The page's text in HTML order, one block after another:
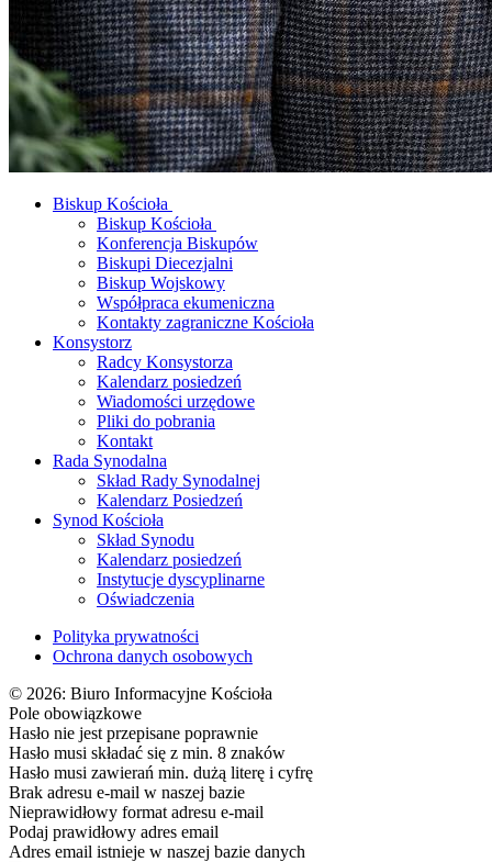
Biskup Kościoła
Biskup Kościoła
Konferencja Biskupów
Biskupi Diecezjalni
Biskup Wojskowy
Współpraca ekumeniczna
Kontakty zagraniczne Kościoła
Konsystorz
Radcy Konsystorza
Kalendarz posiedzeń
Wiadomości urzędowe
Pliki do pobrania
Kontakt
Rada Synodalna
Skład Rady Synodalnej
Kalendarz Posiedzeń
Synod Kościoła
Skład Synodu
Kalendarz posiedzeń
Instytucje dyscyplinarne
Oświadczenia
Polityka prywatności
Ochrona danych osobowych
© 2026: Biuro Informacyjne Kościoła
Pole obowiązkowe
Hasło nie jest przepisane poprawnie
Hasło musi składać się z min. 8 znaków
Hasło musi zawierań min. dużą literę i cyfrę
Brak adresu e-mail w naszej bazie
Nieprawidłowy format adresu e-mail
Podaj prawidłowy adres email
Adres email istnieje w naszej bazie danych